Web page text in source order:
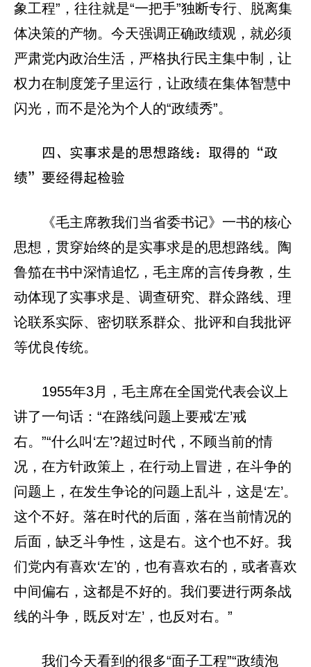
象工程”，往往就是“一把手”独断专行、脱离集
体决策的产物。今天强调正确政绩观，就必须
严肃党内政治生活，严格执行民主集中制，让
权力在制度笼子里运行，让政绩在集体智慧中
闪光，而不是沦为个人的“政绩秀”。
四、实事求是的思想路线：取得的“政
绩”要经得起检验
《毛主席教我们当省委书记》一书的核心
思想，贯穿始终的是实事求是的思想路线。陶
鲁笳在书中深情追忆，毛主席的言传身教，生
动体现了实事求是、调查研究、群众路线、理
论联系实际、密切联系群众、批评和自我批评
等优良传统。
1955年3月，毛主席在全国党代表会议上
讲了一句话：“在路线问题上要戒‘左’戒
右。”“什么叫‘左’?超过时代，不顾当前的情
况，在方针政策上，在行动上冒进，在斗争的
问题上，在发生争论的问题上乱斗，这是‘左’。
这个不好。落在时代的后面，落在当前情况的
后面，缺乏斗争性，这是右。这个也不好。我
们党内有喜欢‘左’的，也有喜欢右的，或者喜欢
中间偏右，这都是不好的。我们要进行两条战
线的斗争，既反对‘左’，也反对右。”
我们今天看到的很多“面子工程”“政绩泡